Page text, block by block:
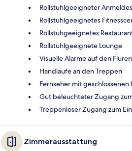
Rollstuhlgeeigneter
Rollstuhlgeeignetes
Rollstuhgeeignetes
Rollstuhlgeeignete Lounge
Visuelle Alarme auf den Fluren
Handläufe an den Treppen
Fernseher mit
Gut beleuchteter Zugang
Treppenloser Zugang zum
Zimmerausstattung